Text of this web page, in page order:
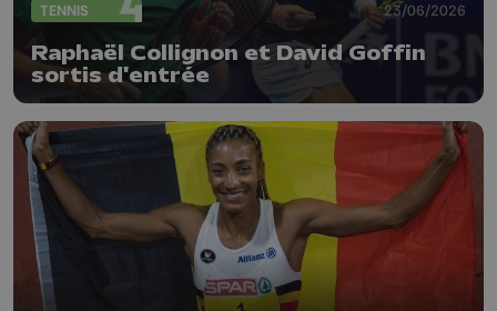
TENNIS 23/06/2026
Raphaël Collignon et David Goffin
sortis d'entrée